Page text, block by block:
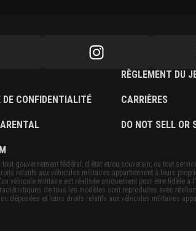
DE CONFIDENTIALITÉ
RÈGLEMENT DU
CARRIÈRES
DO NOT SELL OR
gouvernement fédéral, d'état et/ou souverain, ou tout
relatifs aux véhicules militaires appartiennent à leurs
véhicule militaire est réalisée uniquement pour être fidèle à
de tous les modèles sont reproduites avec
déposées et leurs droits relatifs aux véhicules militaires